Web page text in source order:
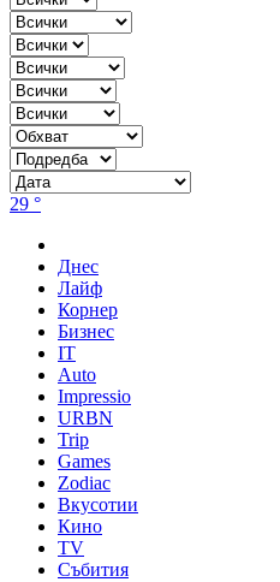
29 °
Днес
Лайф
Корнер
Бизнес
IT
Auto
Impressio
URBN
Trip
Games
Zodiac
Вкусотии
Кино
TV
Събития